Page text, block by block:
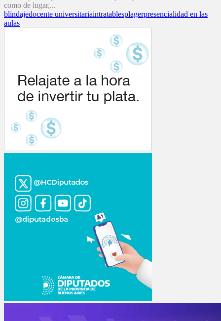
como de lugar,...
blindajedocente universitariaintratablesplagerpresencialidad en las
aulas